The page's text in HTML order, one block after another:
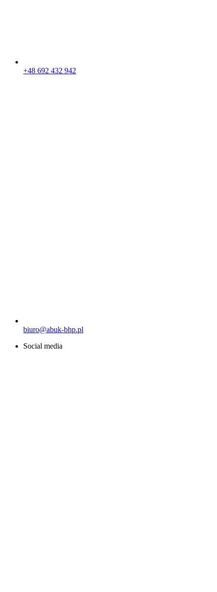
+48 692 432 942
biuro@abuk-bhp.pl
Social media